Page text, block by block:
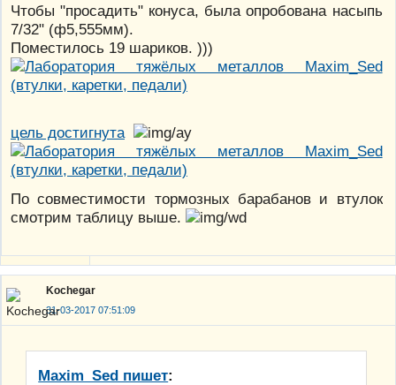
Чтобы "просадить" конуса, была опробована насыпь
7/32" (ф5,555мм).
Поместилось 19 шариков. )))
цель достигнута
По совместимости тормозных барабанов и втулок
смотрим таблицу выше.
Kochegar
31-03-2017 07:51:09
Maxim_Sed пишет: